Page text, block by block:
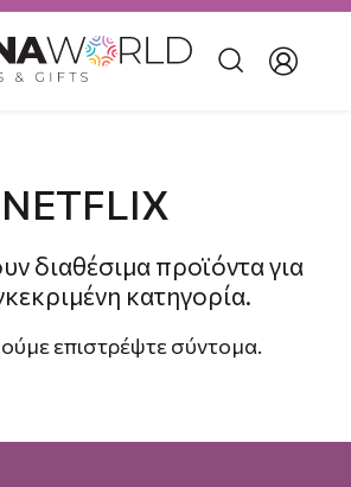
NETFLIX
διαθέσιμα προϊόντα για
κατηγορία.
επιστρέψτε σύντομα.